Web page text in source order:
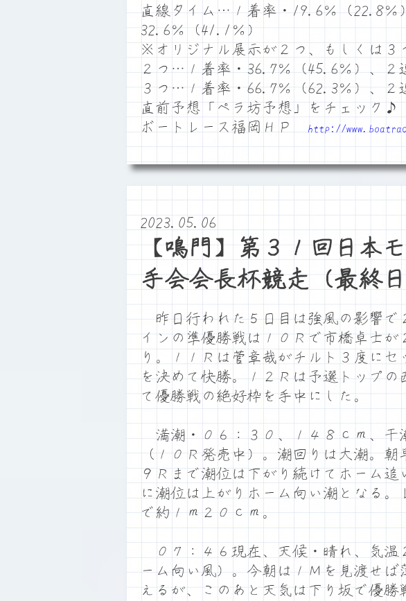
直線タイム…１着率・19.6％（22.8％
32.6％（41.1％）
※オリジナル展示が２つ、もしくは３
２つ…１着率・36.7％（45.6％）、２
３つ…１着率・66.7％（62.3％）、２
直前予想「ペラ坊予想」をチェック♪
ボートレース福岡ＨＰ
http://
2023.05.06
【鳴門】第３１回日本
手会会長杯競走（最終日
昨日行われた５日目は強風の影響で
インの準優勝戦は１０Ｒで市橋卓士
り。１１Ｒは菅章哉がチルト３度にセ
を決めて快勝。１２Ｒは予選トップの
て優勝戦の絶好枠を手中にした。
満潮・０６：３０、１４８ｃｍ、干
（１０Ｒ発売中）。潮回りは大潮。
９Ｒまで潮位は下がり続けてホーム
に潮位は上がりホーム向い潮となる。
で約１ｍ２０ｃｍ。
０７：４６現在、天候・晴れ、気温
ーム向い風）。今朝は１Ｍを見渡せ
えるが、このあと天気は下り坂で優勝